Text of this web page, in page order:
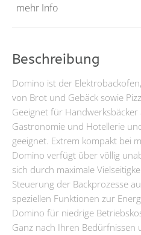
mehr Info
Beschreibung
Domino ist der
von Brot und Gebäck sowie
Geeignet für
Gastronomie und Hotellerie
geeignet. Extrem kompakt bei
Domino verfügt über völlig
sich durch maximale
Steuerung der Backprozesse
speziellen Funktionen zur
Domino für niedrige
Ganz nach Ihren Bedürfnissen